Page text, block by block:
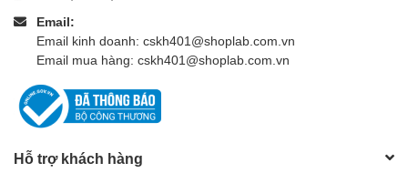
Email:
Email kinh doanh: cskh401@shoplab.com.vn
Email mua hàng: cskh401@shoplab.com.vn
Hỗ trợ khách hàng